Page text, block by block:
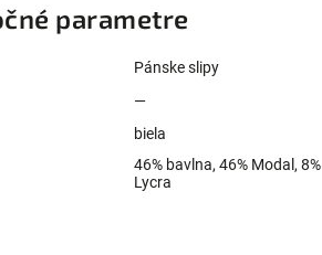
parametre
Pánske slipy
—
biela
46% bavlna, 46% Modal, 8%
Lycra